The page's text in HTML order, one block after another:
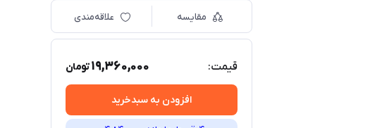
مقایسه علاقه‌مندی
قیمت: 19,360,000تومان
افزودن به سبدخرید